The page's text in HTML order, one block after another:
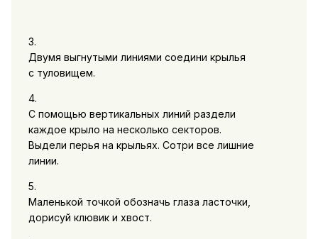
3.
Двумя выгнутыми линиями соедини крылья
с туловищем.
4.
С помощью вертикальных линий раздели
каждое крыло на несколько секторов.
Выдели перья на крыльях. Сотри все лишние
линии.
5.
Маленькой точкой обозначь глаза ласточки,
дорисуй клювик и хвост.